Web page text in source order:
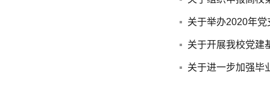
关于举办2020年党
关于开展我校党建
关于进一步加强毕